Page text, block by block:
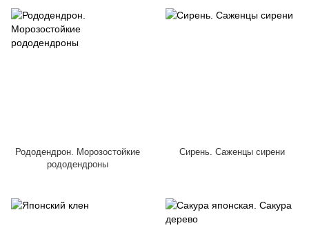
Рододендрон. Морозостойкие
рододендроны
Сирень. Саженцы сирени